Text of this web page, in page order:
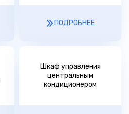
ПОДРОБНЕЕ
Шкаф управления
центральным
кондиционером